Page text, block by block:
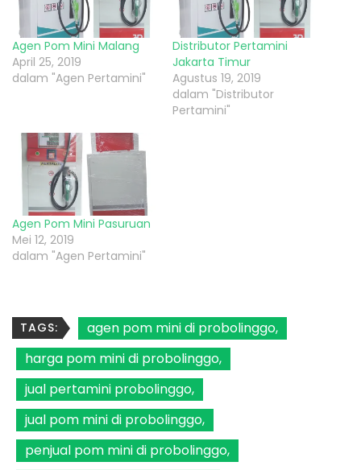
Agen Pom Mini Malang
April 25, 2019
dalam "Agen Pertamini"
Distributor Pertamini
Jakarta Timur
Agustus 19, 2019
dalam "Distributor
Pertamini"
Agen Pom Mini Pasuruan
Mei 12, 2019
dalam "Agen Pertamini"
TAGS:
agen pom mini di probolinggo
harga pom mini di probolinggo
jual pertamini probolinggo
jual pom mini di probolinggo
penjual pom mini di probolinggo